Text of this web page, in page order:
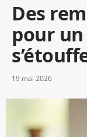
Des
pour
19 mai 2026